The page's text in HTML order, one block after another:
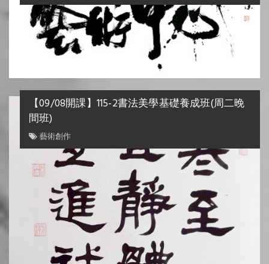
【09/08開課】115-2書法美學基礎養成班(周二晚
間班)
藝術創作